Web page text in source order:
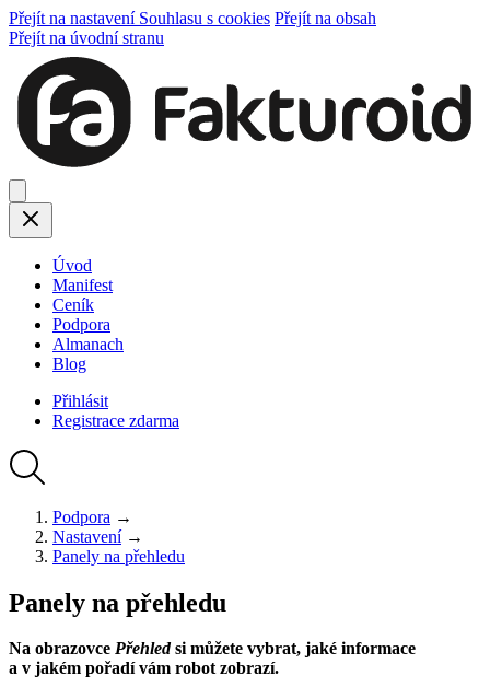
Přejít na nastavení Souhlasu s cookies Přejít na obsah
Přejít na úvodní stranu
Úvod
Manifest
Ceník
Podpora
Almanach
Blog
Přihlásit
Registrace zdarma
Podpora →
Nastavení →
Panely na přehledu
Panely na přehledu
Na obrazovce Přehledsi můžete vybrat, jaké informace
a v jakém pořadí vám robot zobrazí.